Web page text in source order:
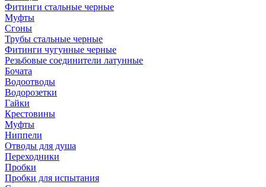
Фитинги стальные черные
Муфты
Сгоны
Трубы стальные черные
Фитинги чугунные черные
Резьбовые соединители латунные
Бочата
Водоотводы
Водорозетки
Гайки
Крестовины
Муфты
Ниппели
Отводы для душа
Переходники
Пробки
Пробки для испытания